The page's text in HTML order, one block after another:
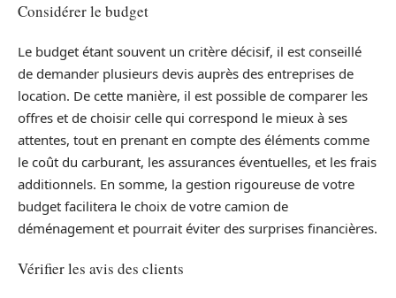
Considérer le budget
Le budget étant souvent un critère décisif, il est conseillé
de demander plusieurs devis auprès des entreprises de
location. De cette manière, il est possible de comparer les
offres et de choisir celle qui correspond le mieux à ses
attentes, tout en prenant en compte des éléments comme
le coût du carburant, les assurances éventuelles, et les frais
additionnels. En somme, la gestion rigoureuse de votre
budget facilitera le choix de votre camion de
déménagement et pourrait éviter des surprises financières.
Vérifier les avis des clients